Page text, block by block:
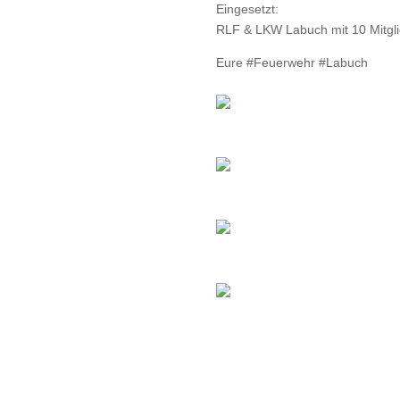
Eingesetzt:
RLF & LKW Labuch mit 10
Eure #Feuerwehr #Labuch